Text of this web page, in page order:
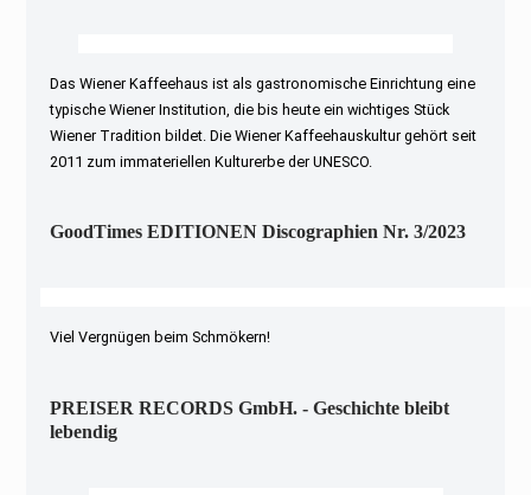
Das Wiener Kaffeehaus ist als gastronomische Einrichtung eine
typische Wiener Institution, die bis heute ein wichtiges Stück
Wiener Tradition bildet. Die Wiener Kaffeehauskultur gehört seit
2011 zum immateriellen Kulturerbe der UNESCO.
GoodTimes EDITIONEN Discographien Nr. 3/2023
Viel Vergnügen beim Schmökern!
PREISER RECORDS GmbH. - Geschichte bleibt
lebendig